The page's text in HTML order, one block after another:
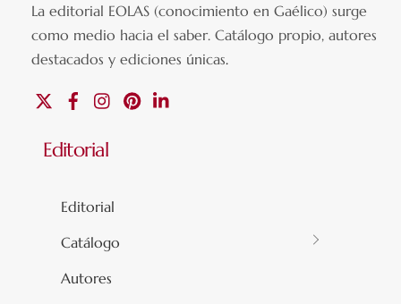
La editorial EOLAS (conocimiento en Gaélico) surge
como medio hacia el saber.Catálogo propio, autores
destacados y ediciones únicas.
FacebookInstagramPinterest
Editorial
Editorial
Catálogo
Autores